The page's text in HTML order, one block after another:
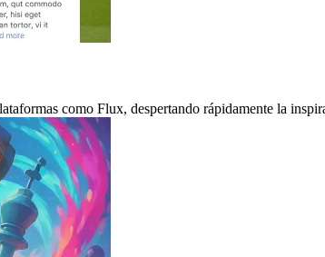
como Flux, despertando rápidamente la